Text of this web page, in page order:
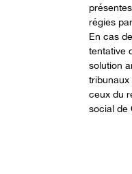
présentes
régies
En cas
tentative
solution
ceux du
social de